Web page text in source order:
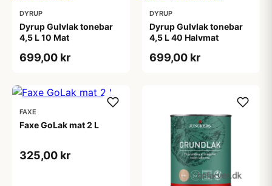
DYRUP
Dyrup Gulvlak tonebar
4,5 L 10 Mat
699,00 kr
DYRUP
Dyrup Gulvlak tonebar
4,5 L 40 Halvmat
699,00 kr
FAXE
Faxe GoLak mat 2 L
325,00 kr